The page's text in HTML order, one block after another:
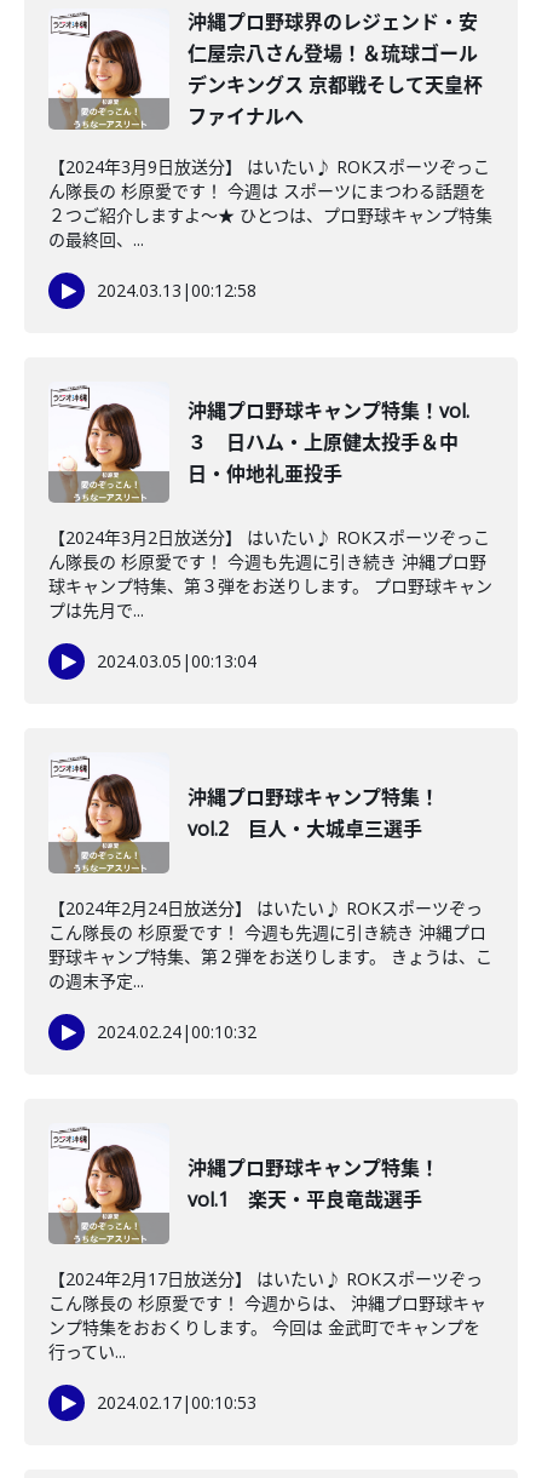
沖縄プロ野球界のレジェンド・安
仁屋宗八さん登場！＆琉球ゴール
デンキングス 京都戦そして天皇杯
ファイナルへ
【2024年3月9日放送分】 はいたい♪ ROKスポーツぞっこ
ん隊長の 杉原愛です！ 今週は スポーツにまつわる話題を
２つご紹介しますよ～★ ひとつは、プロ野球キャンプ特集
の最終回、...
2024.03.13 |00:12:58
沖縄プロ野球キャンプ特集！vol.
３ 日ハム・上原健太投手＆中
日・仲地礼亜投手
【2024年3月2日放送分】 はいたい♪ ROKスポーツぞっこ
ん隊長の 杉原愛です！ 今週も先週に引き続き 沖縄プロ野
球キャンプ特集、第３弾をお送りします。 プロ野球キャン
プは先月で...
2024.03.05 |00:13:04
沖縄プロ野球キャンプ特集！
vol.2 巨人・大城卓三選手
【2024年2月24日放送分】 はいたい♪ ROKスポーツぞっ
こん隊長の 杉原愛です！ 今週も先週に引き続き 沖縄プロ
野球キャンプ特集、第２弾をお送りします。 きょうは、こ
の週末予定...
2024.02.24|00:10:32
沖縄プロ野球キャンプ特集！
vol.1 楽天・平良竜哉選手
【2024年2月17日放送分】 はいたい♪ ROKスポーツぞっ
こん隊長の 杉原愛です！ 今週からは、 沖縄プロ野球キャ
ンプ特集をおおくりします。 今回は 金武町でキャンプを
行ってい...
2024.02.17|00:10:53